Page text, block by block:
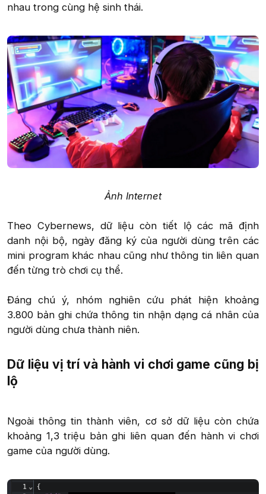
nhau trong cùng hệ sinh thái.
Ảnh Internet
Theo Cybernews, dữ liệu còn tiết lộ các mã định
danh nội bộ, ngày đăng ký của người dùng trên các
mini program khác nhau cũng như thông tin liên quan
đến từng trò chơi cụ thể.
Đáng chú ý, nhóm nghiên cứu phát hiện khoảng
3.800 bản ghi chứa thông tin nhận dạng cá nhân của
người dùng chưa thành niên.​
Dữ liệu vị trí và hành vi chơi game cũng bị
lộ​
Ngoài thông tin thành viên, cơ sở dữ liệu còn chứa
khoảng 1,3 triệu bản ghi liên quan đến hành vi chơi
game của người dùng.